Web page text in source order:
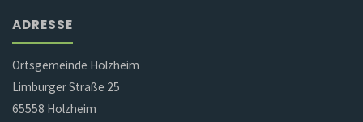
ADRESSE
Ortsgemeinde Holzheim
Limburger Straße 25
65558 Holzheim